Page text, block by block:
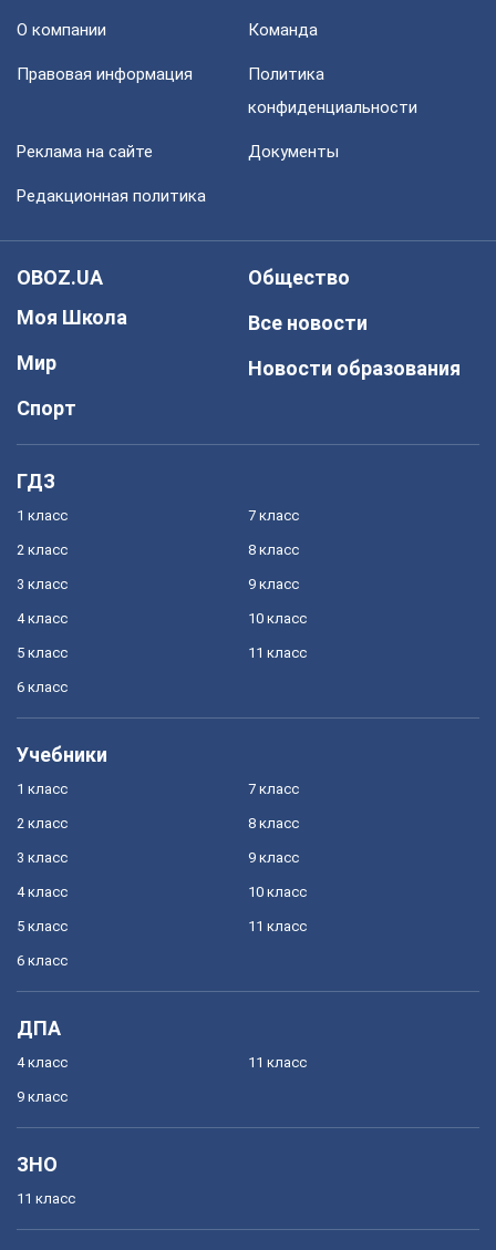
О компании Команда
Правовая информация
Политика
конфиденциальности
Реклама на сайте Документы
Редакционная политика
OBOZ.UA
Моя Школа
Мир
Спорт
Общество
Все новости
Новости образования
ГДЗ
1 класс
2 класс
3 класс
4 класс
5 класс
6 класс
7 класс
8 класс
9 класс
10 класс
11 класс
Учебники
1 класс
2 класс
3 класс
4 класс
5 класс
6 класс
7 класс
8 класс
9 класс
10 класс
11 класс
ДПА
4 класс
9 класс
11 класс
ЗНО
11 класс